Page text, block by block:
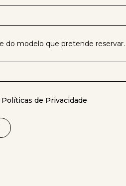
do modelo que pretende reservar.
Políticas de Privacidade